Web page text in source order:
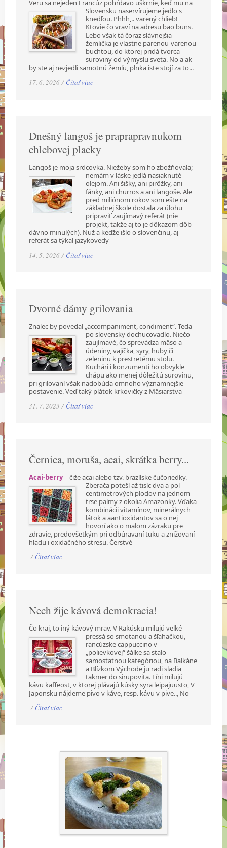
Veru sa nejeden Francúz pohŕdavo uškrnie, keď mu na
Slovensku naservírujeme jedlo s
knedľou. Phhh,.. varený chlieb!
Ktovie čo vraví na adresu bao buns.
Lebo však tá čoraz slávnejšia
žemlička je vlastne parenou-varenou
buchtou, do ktorej pridá tvorca
suroviny od výmyslu sveta. No a ak
by ste aj nezjedli samotnú žemľu, plnka iste stojí za to...
17. 6. 2026 / Čítať viac
Dnešný langoš je praprapravnukom
chlebovej placky
Langoš je moja srdcovka. Niežeby som ho zbožňovala;
nemám v láske jedlá nasiaknuté
olejom. Ani šišky, ani pirôžky, ani
fánky, ani churros a ani langoše. Ale
pred miliónom rokov som ešte na
základnej škole dostala za úlohu
pripraviť zaujímavý referát (nie
projekt, takže aj to je dôkazom dôb
dávno minulých). Nuž a keďže išlo o slovenčinu, aj
referát sa týkal jazykovedy
14. 5. 2026 / Čítať viac
Dvorné dámy grilovania
Znalec by povedal „accompaniment, condiment“. Teda
po slovensky dochucovadlo. Niečo
zaujímavé, čo sprevádza mäso a
údeniny, vajíčka, syry, huby či
zeleninu k prestretému stolu.
Kuchári i konzumenti ho obvykle
chápu ako menej dôležitú surovinu,
pri grilovaní však nadobúda omnoho významnejšie
postavenie. Veď taký plátok krkovičky z Mäsiarstva
31. 7. 2023 / Čítať viac
Černica, moruša, acai, skrátka berry...
Acai-berry– čiže acai alebo tzv. brazílske čučoriedky.
Zberača poteší až tisíc dva a pol
centimetrových plodov na jednom
trse palmy z okolia Amazonky. Vďaka
kombinácii vitamínov, minerálnych
látok a aantioxidantov sa o nej
hovorí ako o malom zázraku pre
zdravie, predovšetkým pri odbúravaní tuku a znižovaní
hladu i oxidačného stresu. Čerstvé
/ Čítať viac
Nech žije kávová demokracia!
Čo kraj, to iný kávový mrav. V Rakúsku milujú veľké
pressá so smotanou a šľahačkou,
rancúzske cappuccino v
„polievkovej“ šálke sa stalo
samostatnou kategóriou, na Balkáne
a Blízkom Východe ju radi sladia
takmer do sirupovita. Fíni milujú
kávu kaffeost, v ktorej plávajú kúsky syra leipäjuusto, V
Japonsku nájdeme pivo v káve, resp. kávu v pive.., No
/ Čítať viac